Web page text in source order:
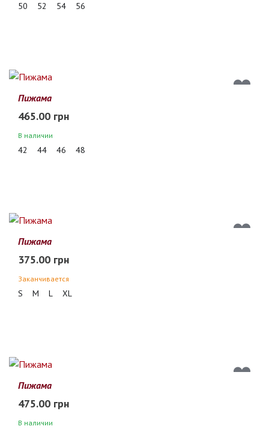
50 52 54 56
Пижама
465.00 грн
В наличии
42 44 46 48
Пижама
375.00 грн
Заканчивается
S M L XL
Пижама
475.00 грн
В наличии